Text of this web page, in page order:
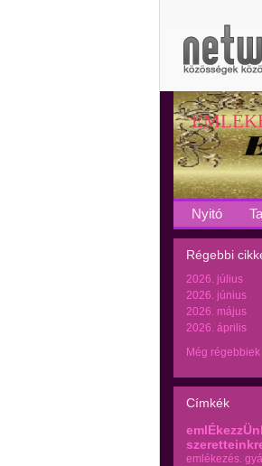
Nyitó
Régebbi
2026. július
2026. június
2026. május
2026. április
Még régebbiek
Címkék
emlékezés.